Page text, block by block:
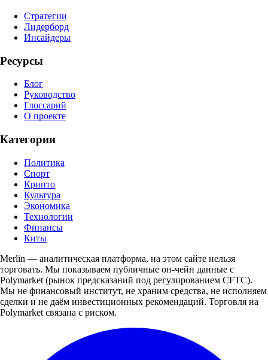
Стратегии
Лидерборд
Инсайдеры
Ресурсы
Блог
Руководство
Глоссарий
О проекте
Категории
Политика
Спорт
Крипто
Культура
Экономика
Технологии
Финансы
Киты
Merlin — аналитическая платформа, на этом сайте нельзя
торговать. Мы показываем публичные он-чейн данные с
Polymarket (рынок предсказаний под регулированием CFTC).
Мы не финансовый институт, не храним средства, не исполняем
сделки и не даём инвестиционных рекомендаций. Торговля на
Polymarket связана с риском.